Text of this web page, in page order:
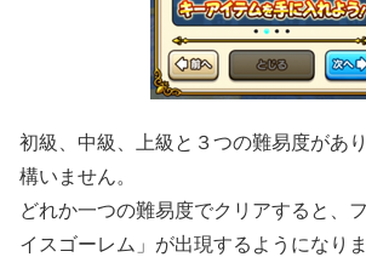
初級、中級、上級と３つの難易度があ
構いません。
どれか一つの難易度でクリアすると、
イスゴーレム」が出現するようになりま